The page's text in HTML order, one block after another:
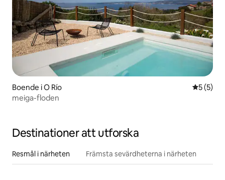
Boende i O Río 5 av 5 i
5 (5)
meiga-floden
Destinationer att utforska
Resmål i närheten Främsta sevärdheterna i närheten